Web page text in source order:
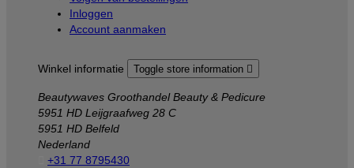
Inloggen
Account aanmaken
Winkel informatie Toggle store information 
Beautywaves Groothandel Beauty & Pedicure
5951 HD Leijgraafweg 28 C
5951 HD Belfeld
Nederland
+31 77 8795430